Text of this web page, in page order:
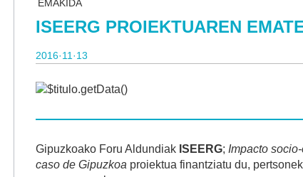
EMAKIDA
ISEERG PROIEKTUAREN
2016·11·13
Gipuzkoako Foru Aldundiak ISEERG; Impacto
caso de Gipuzkoa proiektua finantziatu du,